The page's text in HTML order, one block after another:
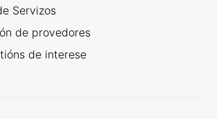
Servizos
de provedores
de interese